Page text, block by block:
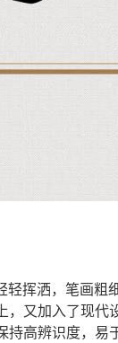
挥洒，笔画
又加入了现
高辨识度，易